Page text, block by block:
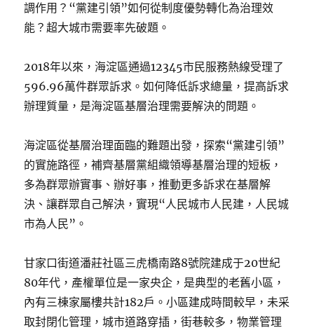
調作用？“黨建引領”如何從制度優勢轉化為治理效
能？超大城市需要率先破題。
2018年以來，海淀區通過12345市民服務熱線受理了
596.96萬件群眾訴求。如何降低訴求總量，提高訴求
辦理質量，是海淀區基層治理需要解決的問題。
海淀區從基層治理面臨的難題出發，探索“黨建引領”
的實施路徑，補齊基層黨組織領導基層治理的短板，
多為群眾辦實事、辦好事，推動更多訴求在基層解
決、讓群眾自己解決，實現“人民城市人民建，人民城
市為人民”。
甘家口街道潘莊社區三虎橋南路8號院建成于20世紀
80年代，產權單位是一家央企，是典型的老舊小區，
內有三棟家屬樓共計182戶。小區建成時間較早，未采
取封閉化管理，城市道路穿插，街巷較多，物業管理